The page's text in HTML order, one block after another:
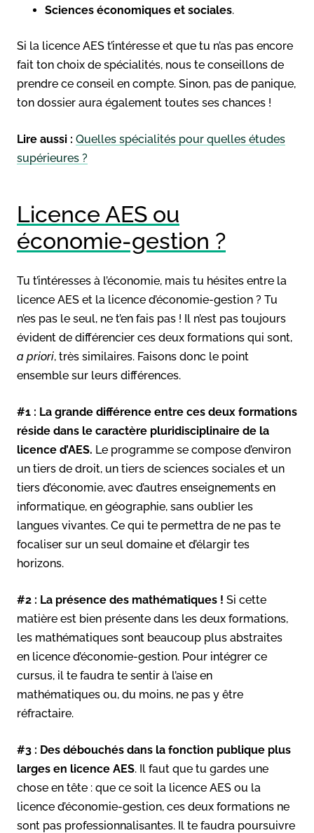
Sciences économiques et sociales.
Si la licence AES t’intéresse et que tu n’as pas encore
fait ton choix de spécialités, nous te conseillons de
prendre ce conseil en compte. Sinon, pas de panique,
ton dossier aura également toutes ses chances !
Lire aussi : Quelles spécialités pour quelles études
supérieures ?
Licence AES ou
économie-gestion ?
Tu t’intéresses à l’économie, mais tu hésites entre la
licence AES et la licence d’économie-gestion ? Tu
n’es pas le seul, ne t’en fais pas ! Il n’est pas toujours
évident de différencier ces deux formations qui sont,
a priori, très similaires. Faisons donc le point
ensemble sur leurs différences.
#1 : La grande différence entre ces deux formations
réside dans le caractère pluridisciplinaire de la
licence d’AES. Le programme se compose d’environ
un tiers de droit, un tiers de sciences sociales et un
tiers d’économie, avec d’autres enseignements en
informatique, en géographie, sans oublier les
langues vivantes. Ce qui te permettra de ne pas te
focaliser sur un seul domaine et d’élargir tes
horizons.
#2 : La présence des mathématiques ! Si cette
matière est bien présente dans les deux formations,
les mathématiques sont beaucoup plus abstraites
en licence d’économie-gestion. Pour intégrer ce
cursus, il te faudra te sentir à l’aise en
mathématiques ou, du moins, ne pas y être
réfractaire.
#3 : Des débouchés dans la fonction publique plus
larges en licence AES. Il faut que tu gardes une
chose en tête : que ce soit la licence AES ou la
licence d’économie-gestion, ces deux formations ne
sont pas professionnalisantes. Il te faudra poursuivre